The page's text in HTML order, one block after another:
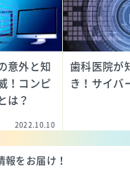
意外と知
！コンピ
は？
2022.10.10
歯科医院が
き！サイバ
報をお届け！